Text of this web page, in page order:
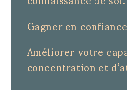
Gagner en
Améliorer votre
concentration et